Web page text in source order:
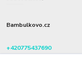
Bambulkovo.cz
+420775437690